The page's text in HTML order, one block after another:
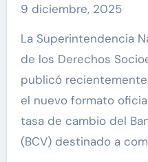
9 diciembre, 2025
La Superintendencia Nacional para la Defensa
de los Derechos
publicó
el nuevo formato
tasa de cambio del
(BCV) destinado a